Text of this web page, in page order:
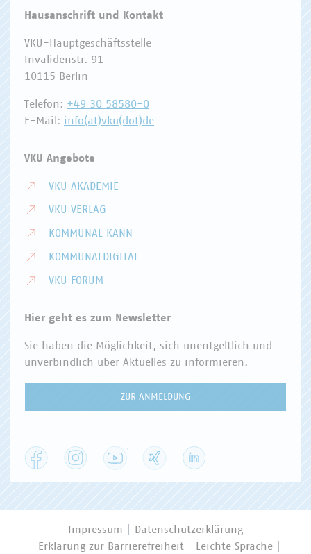
Hausanschrift und Kontakt
VKU-Hauptgeschäftsstelle
Invalidenstr. 91
10115 Berlin
Telefon: +49 30 58580-0
E-Mail: info(at)vku(dot)de
VKU Angebote
VKU AKADEMIE
VKU VERLAG
KOMMUNAL KANN
KOMMUNALDIGITAL
VKU FORUM
Hier geht es zum Newsletter
Sie haben die Möglichkeit, sich unentgeltlich und
unverbindlich über Aktuelles zu informieren.
ZUR ANMELDUNG
Facebook Instagram YouTube
Impressum
Datenschutzerklärung
Erklärung zur Barrierefreiheit
Leichte Sprache